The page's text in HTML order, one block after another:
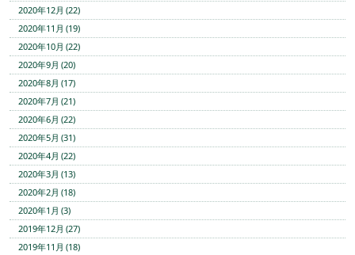
2020年12月 (22)
2020年11月 (19)
2020年10月 (22)
2020年9月 (20)
2020年8月 (17)
2020年7月 (21)
2020年6月 (22)
2020年5月 (31)
2020年4月 (22)
2020年3月 (13)
2020年2月 (18)
2020年1月 (3)
2019年12月 (27)
2019年11月 (18)